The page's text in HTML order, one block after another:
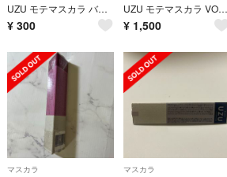
UZU モテマスカラ バーガンディ
¥ 300
UZU モテマスカラ VOL.9
¥ 1,500
マスカラ マスカラ